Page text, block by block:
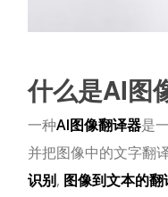
什么是AI图
一种AI图像翻译器是
并把图像中的文字翻
识别, 图像到文本的翻